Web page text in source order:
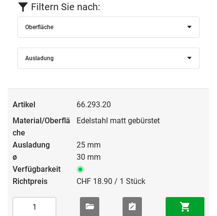
Filtern Sie nach:
Oberfläche
Ausladung
66.293.20
Edelstahl matt gebürstet
25 mm
30 mm
CHF 18.90 / 1 Stück